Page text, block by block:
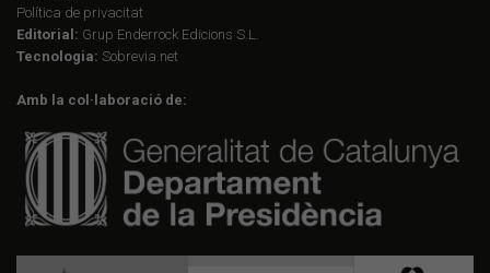
Política de privacitat
Editorial: Grup Enderrock Edicions S.L.
Tecnologia: Sobrevia.net
Amb la col·laboració de: